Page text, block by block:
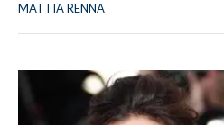
MATTIA RENNA